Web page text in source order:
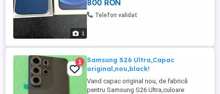
1
800 RON
Telefon validat
1
Samsung S26 Ultra,Capac
original,nou,black!
Vand capac original nou, de fabrică
pentru Samsung S26 Ultra,culoare